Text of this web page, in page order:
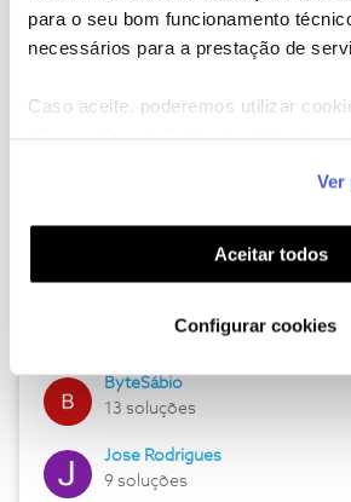
para o seu bom funcionamento
necessários para a prestação de
Caso aceite, poderemos utilizar
funcionalidades (cookies de
funcionalidade) e adaptar anúncios
(cookies de publicidade
utilização dos cookies clicando em "
Ver
Aceitar todos
Configurar cookies
Hall of Fame de julho
17 soluções
ByteSábio
13 soluções
Jose Rodrigues
9 soluções